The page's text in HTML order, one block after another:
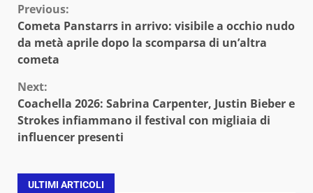
Continue
Reading
Previous:
Cometa Panstarrs in arrivo: visibile a occhio nudo
da metà aprile dopo la scomparsa di un’altra
cometa
Next:
Coachella 2026: Sabrina Carpenter, Justin Bieber e
Strokes infiammano il festival con migliaia di
influencer presenti
ULTIMI ARTICOLI